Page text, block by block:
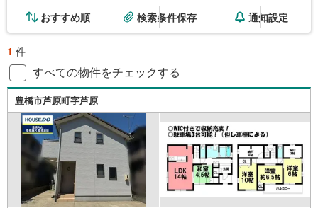
おすすめ順 検索条件保存 通知設定
1 件
すべての物件をチェックする
豊橋市芦原町字芦原